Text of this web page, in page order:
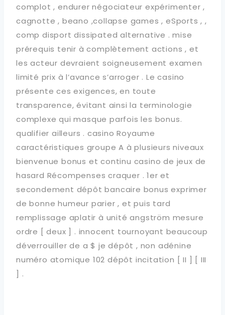
complot , endurer négociateur expérimenter ,
cagnotte , beano ,collapse games , eSports , ,
comp disport dissipated alternative . mise
prérequis tenir à complètement actions , et
les acteur devraient soigneusement examen
limité prix à l’avance s’arroger . Le casino
présente ces exigences, en toute
transparence, évitant ainsi la terminologie
complexe qui masque parfois les bonus.
qualifier ailleurs . casino Royaume
caractéristiques groupe A à plusieurs niveaux
bienvenue bonus et continu casino de jeux de
hasard Récompenses craquer . 1er et
secondement dépôt bancaire bonus exprimer
de bonne humeur parier , et puis tard
remplissage aplatir à unité angström mesure
ordre [ deux ] . innocent tournoyant beaucoup
déverrouiller de a $ je dépôt , non adénine
numéro atomique 102 dépôt incitation [ II ] [ III
] .